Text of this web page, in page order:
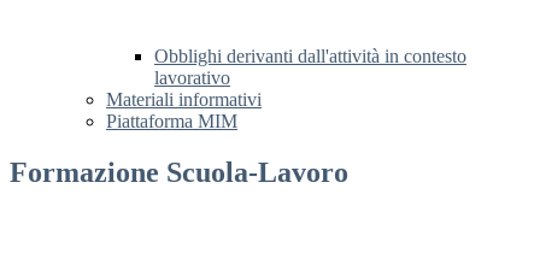
Obblighi derivanti dall'attività in contesto
lavorativo
Materiali informativi
Piattaforma MIM
Formazione Scuola-Lavoro